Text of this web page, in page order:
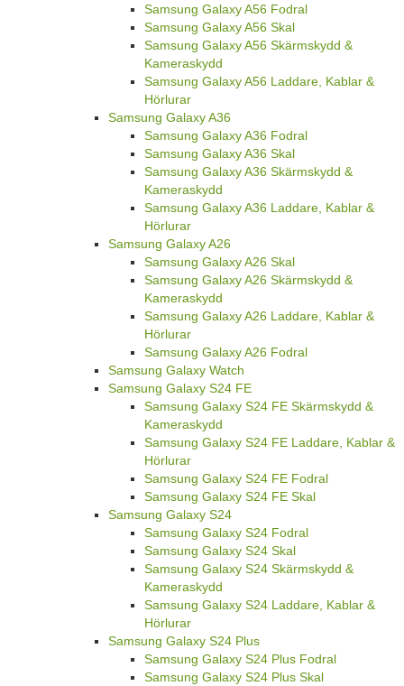
Samsung Galaxy A56 Fodral
Samsung Galaxy A56 Skal
Samsung Galaxy A56 Skärmskydd &
Kameraskydd
Samsung Galaxy A56 Laddare, Kablar &
Hörlurar
Samsung Galaxy A36
Samsung Galaxy A36 Fodral
Samsung Galaxy A36 Skal
Samsung Galaxy A36 Skärmskydd &
Kameraskydd
Samsung Galaxy A36 Laddare, Kablar &
Hörlurar
Samsung Galaxy A26
Samsung Galaxy A26 Skal
Samsung Galaxy A26 Skärmskydd &
Kameraskydd
Samsung Galaxy A26 Laddare, Kablar &
Hörlurar
Samsung Galaxy A26 Fodral
Samsung Galaxy Watch
Samsung Galaxy S24 FE
Samsung Galaxy S24 FE Skärmskydd &
Kameraskydd
Samsung Galaxy S24 FE Laddare, Kablar &
Hörlurar
Samsung Galaxy S24 FE Fodral
Samsung Galaxy S24 FE Skal
Samsung Galaxy S24
Samsung Galaxy S24 Fodral
Samsung Galaxy S24 Skal
Samsung Galaxy S24 Skärmskydd &
Kameraskydd
Samsung Galaxy S24 Laddare, Kablar &
Hörlurar
Samsung Galaxy S24 Plus
Samsung Galaxy S24 Plus Fodral
Samsung Galaxy S24 Plus Skal